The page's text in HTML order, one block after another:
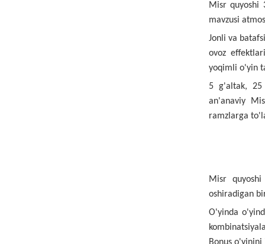
Misr quyoshi
mavzusi
Jonli va
ovoz
yoqimli o'yin
5 g'altak, 25
an'anaviy
ramzlarga
Misr
oshiradigan
O'yinda